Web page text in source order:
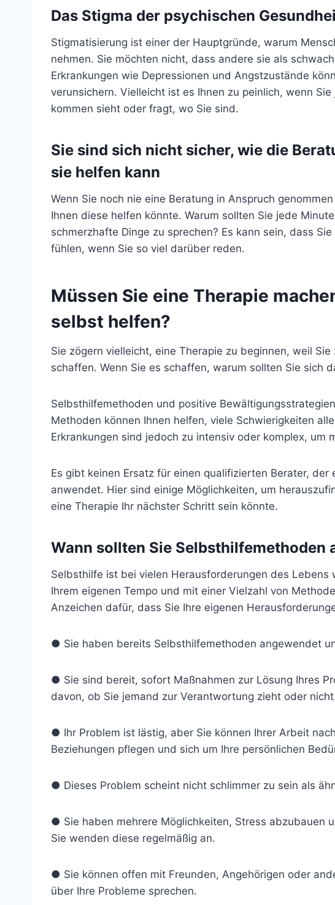
Das Stigma der psychischen
Stigmatisierung ist einer der Hauptgründe, warum
nehmen. Sie möchten nicht, dass andere sie als
Erkrankungen wie Depressionen und Angstzustände
verunsichern. Vielleicht ist es Ihnen zu peinlich, wenn
kommen sieht oder fragt, wo Sie sind.
Sie sind sich nicht sicher, wie die
sie helfen kann
Wenn Sie noch nie eine Beratung in Anspruch
Ihnen diese helfen könnte. Warum sollten Sie jede
schmerzhafte Dinge zu sprechen? Es kann sein, dass
fühlen, wenn Sie so viel darüber reden.
Müssen Sie eine Therapie
selbst helfen?
Sie zögern vielleicht, eine Therapie zu beginnen, weil
schaffen. Wenn Sie es schaffen, warum sollten Sie sich
Selbsthilfemethoden und positive
Methoden können Ihnen helfen, viele Schwierigkeiten
Erkrankungen sind jedoch zu intensiv oder komplex, um
Es gibt keinen Ersatz für einen qualifizierten Berater,
anwendet. Hier sind einige Möglichkeiten, um
eine Therapie Ihr nächster Schritt sein könnte.
Wann sollten Sie Selbsthilfemethoden
Selbsthilfe ist bei vielen Herausforderungen des Lebens
Ihrem eigenen Tempo und mit einer Vielzahl von
Anzeichen dafür, dass Sie Ihre eigenen
● Sie haben bereits Selbsthilfemethoden angewendet
● Sie sind bereit, sofort Maßnahmen zur Lösung Ihres
davon, ob Sie jemand zur Verantwortung zieht oder
● Ihr Problem ist lästig, aber Sie können Ihrer Arbeit
Beziehungen pflegen und sich um Ihre persönlichen
● Dieses Problem scheint nicht schlimmer zu sein als
● Sie haben mehrere Möglichkeiten, Stress abzubauen
Sie wenden diese regelmäßig an.
● Sie können offen mit Freunden, Angehörigen oder
über Ihre Probleme sprechen.